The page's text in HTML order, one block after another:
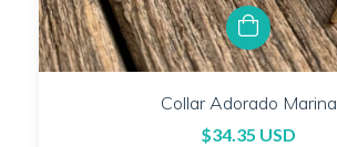
Collar Adorado Marina
$34.35 USD